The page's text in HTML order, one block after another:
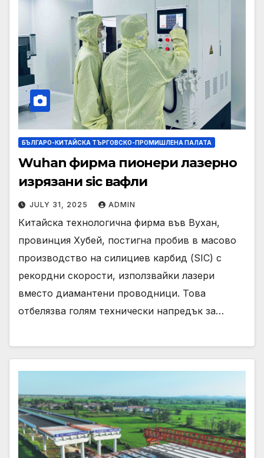
БЪЛГАРО-КИТАЙСКА ТЪРГОВСКО-ПРОМИШЛЕНА ПАЛАТА
Wuhan фирма пионери лазерно
изрязани sic вафли
JULY 31, 2025 ADMIN
Китайска технологична фирма във Вухан,
провинция Хубей, постигна пробив в масово
производство на силициев карбид (SIC) с
рекордни скорости, използвайки лазери
вместо диамантени проводници. Това
отбелязва голям технически напредък за…